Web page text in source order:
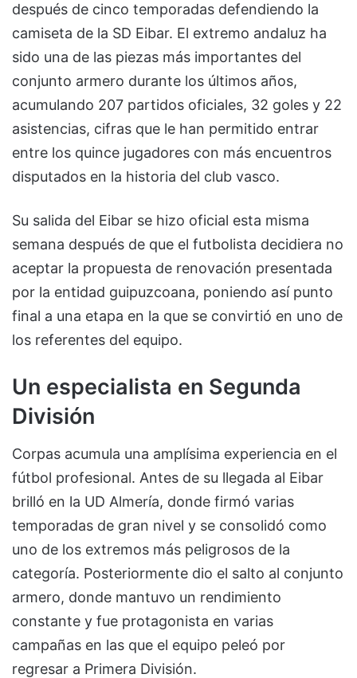
después de cinco temporadas defendiendo la
camiseta de la SD Eibar. El extremo andaluz ha
sido una de las piezas más importantes del
conjunto armero durante los últimos años,
acumulando 207 partidos oficiales, 32 goles y 22
asistencias, cifras que le han permitido entrar
entre los quince jugadores con más encuentros
disputados en la historia del club vasco.
Su salida del Eibar se hizo oficial esta misma
semana después de que el futbolista decidiera no
aceptar la propuesta de renovación presentada
por la entidad guipuzcoana, poniendo así punto
final a una etapa en la que se convirtió en uno de
los referentes del equipo.
Un especialista en Segunda
División
Corpas acumula una amplísima experiencia en el
fútbol profesional. Antes de su llegada al Eibar
brilló en la UD Almería, donde firmó varias
temporadas de gran nivel y se consolidó como
uno de los extremos más peligrosos de la
categoría. Posteriormente dio el salto al conjunto
armero, donde mantuvo un rendimiento
constante y fue protagonista en varias
campañas en las que el equipo peleó por
regresar a Primera División.